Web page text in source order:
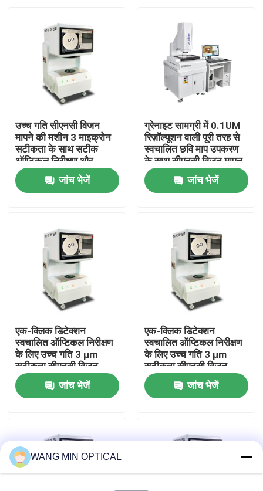
घर
हमारे बारे में
कारखाना भ्रमण
गुणवत्ता नियंत्रण
हमसे संपर्क करें
मामलों
उच्च गति सीएनसी विजन
मापने की मशीन 3 माइक्रोन
सटीकता के साथ सटीक
ऑप्टिकल निरीक्षण और
स्वचालित नियंत्रण के लिए
जांच भेजें
ग्रेनाइट सामग्री में 0.1UM
रिज़ॉल्यूशन वाली पूरी तरह से
स्वचालित छवि माप उपकरण
के साथ सीएनसी विजन मापन
मशीन
जांच भेजें
एक-क्लिक डिटेक्शन
स्वचालित ऑप्टिकल निरीक्षण
के लिए उच्च गति 3 μm
सटीकता सीएनसी विजन
मापने की मशीन
जांच भेजें
एक-क्लिक डिटेक्शन
स्वचालित ऑप्टिकल निरीक्षण
के लिए उच्च गति 3 μm
सटीकता सीएनसी विजन
मापने की मशीन
जांच भेजें
WANG MIN OPTICAL